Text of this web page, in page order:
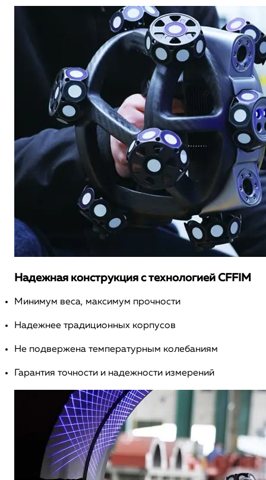
Надежная конструкция с технологией CFFIM
Минимум веса, максимум прочности
Надежнее традиционных корпусов
Не подвержена температурным колебаниям
Гарантия точности и надежности измерений